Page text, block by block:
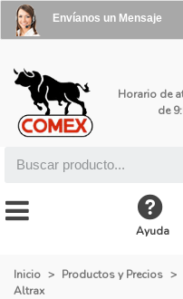
Envíanos un Mensaje
Horario de
de
Ayuda
Inicio > Productos y Precios >
Altrax